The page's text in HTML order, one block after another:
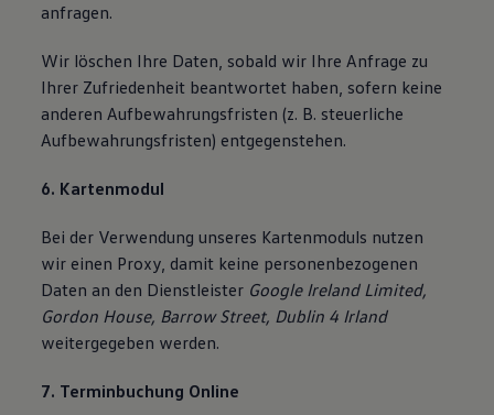
anfragen.
Wir löschen Ihre Daten, sobald wir Ihre Anfrage zu
Ihrer Zufriedenheit beantwortet haben, sofern keine
anderen Aufbewahrungsfristen (z. B. steuerliche
Aufbewahrungsfristen) entgegenstehen.
6. Kartenmodul
Bei der Verwendung unseres Kartenmoduls nutzen
wir einen Proxy, damit keine personenbezogenen
Daten an den Dienstleister Google Ireland Limited,
Gordon House, Barrow Street, Dublin 4 Irland
weitergegeben werden.
7. Terminbuchung Online